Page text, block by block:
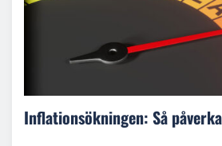
Inflationsökningen: Så